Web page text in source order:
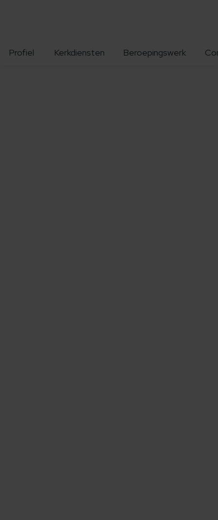
Profiel Kerkdiensten Beroepingswerk